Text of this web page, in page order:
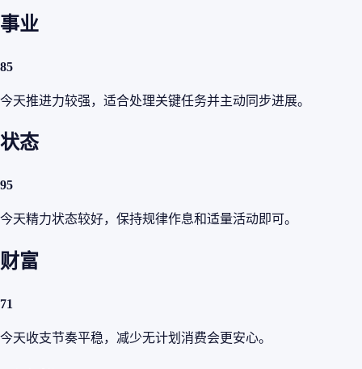
事业
85
今天推进力较强，适合处理关键任务并主动同步进展。
状态
95
今天精力状态较好，保持规律作息和适量活动即可。
财富
71
今天收支节奏平稳，减少无计划消费会更安心。